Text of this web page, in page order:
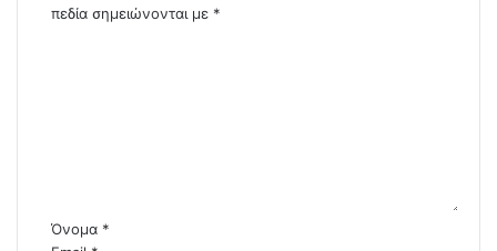
πεδία σημειώνονται με *
Όνομα *